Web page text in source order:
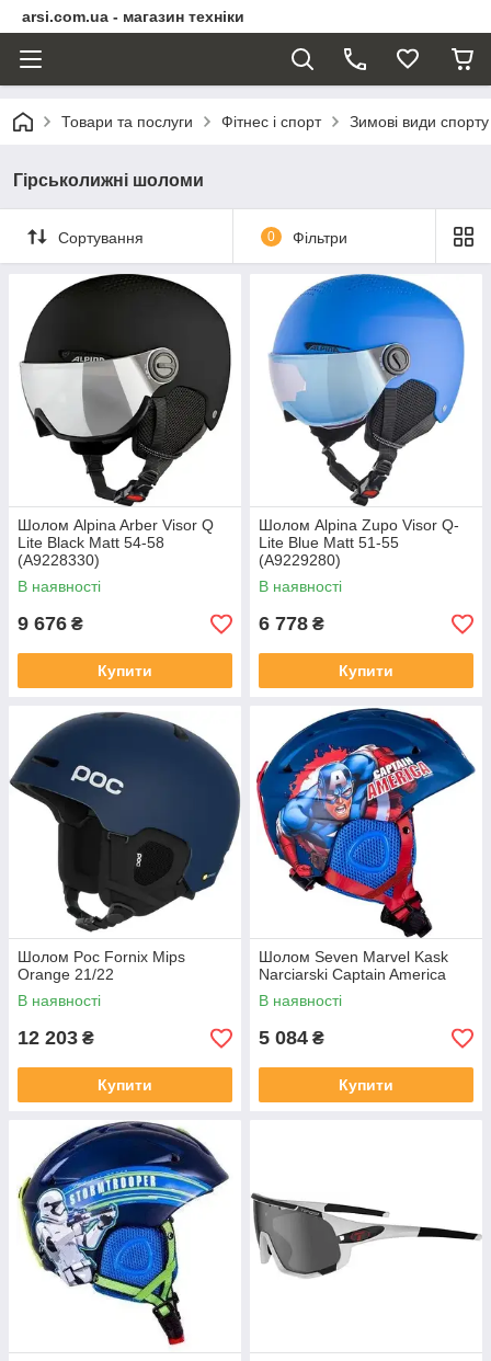
arsi.com.ua - магазин техніки
Товари та послуги Фітнес і спорт Зимові види спорту
Гірськолижні шоломи
Сортування 0 Фільтри
Шолом Alpina Arber Visor Q
Lite Black Matt 54-58
(A9228330)
В наявності
9 676 ₴
Купити
Шолом Alpina Zupo Visor Q-
Lite Blue Matt 51-55
(A9229280)
В наявності
6 778 ₴
Купити
Шолом Poc Fornix Mips
Orange 21/22
В наявності
12 203 ₴
Купити
Шолом Seven Marvel Kask
Narciarski Captain America
В наявності
5 084 ₴
Купити